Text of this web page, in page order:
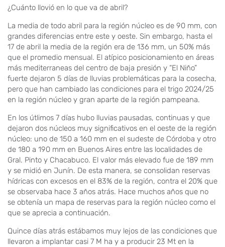
¿Cuánto llovió en lo que va de abril?
La media de todo abril para la región núcleo es de 90 mm, con
grandes diferencias entre este y oeste. Sin embargo, hasta el
17 de abril la media de la región era de 136 mm, un 50% más
que el promedio mensual. El atípico posicionamiento en áreas
más mediterraneas del centro de baja presión y “El Niño”
fuerte dejaron 5 días de lluvias problemáticas para la cosecha,
pero que han cambiado las condiciones para el trigo 2024/25
en la región núcleo y gran aparte de la región pampeana.
En los útlimos 7 días hubo lluvias pausadas, continuas y que
dejaron dos núcleos muy significativos en el oeste de la región
núcleo: uno de 150 a 160 mm en el sudeste de Córdoba y otro
de 180 a 190 mm en Buenos Aires entre las localidades de
Gral. Pinto y Chacabuco. El valor más elevado fue de 189 mm
y se midió en Junín. De esta manera, se consolidan reservas
hídricas con excesos en el 83% de la región, contra el 20% que
se observaba hace 3 años atrás. Hace muchos años que no
se obtenía un mapa de reservas para la región núcleo como el
que se aprecia a continuación.
Quince días atrás estábamos muy lejos de las condiciones que
llevaron a implantar casi 7 M ha y a producir 23 Mt en la